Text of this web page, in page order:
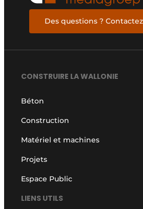
Des questions ?
CONSTRUIRE LA WALLONIE
Béton
Construction
Matériel et machines
Projets
Espace Public
LIENS UTILS